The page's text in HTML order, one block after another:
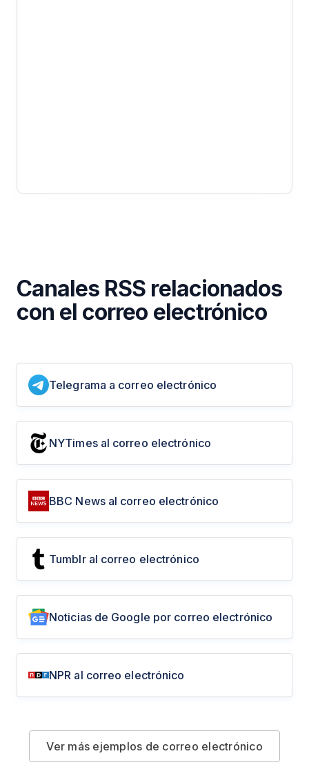
Canales RSS relacionados
con el correo electrónico
Telegrama a correo electrónico
NYTimes al correo electrónico
BBC News al correo electrónico
Tumblr al correo electrónico
Noticias de Google por correo electrónico
NPR al correo electrónico
Ver más ejemplos de correo electrónico